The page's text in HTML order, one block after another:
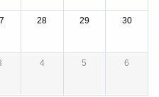
28 29 30
4 5 6